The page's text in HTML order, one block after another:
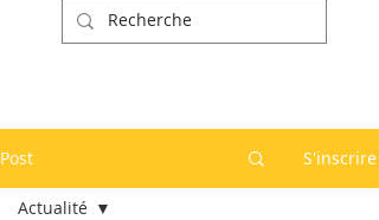
Post S'inscrire
Actualité